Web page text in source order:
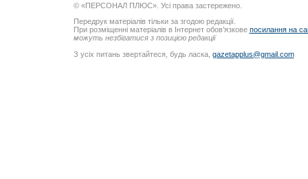
© «ПЕРСОНАЛ ПЛЮС». Усі права застережено.
Передрук матеріалів тільки за згодою редакції.
При розміщенні матеріалів в Інтернет обов’язкове посилання на
можуть незбігатися з позицією редакції
З усіх питань звертайтеся, будь ласка, gazetapplus@gmail.com